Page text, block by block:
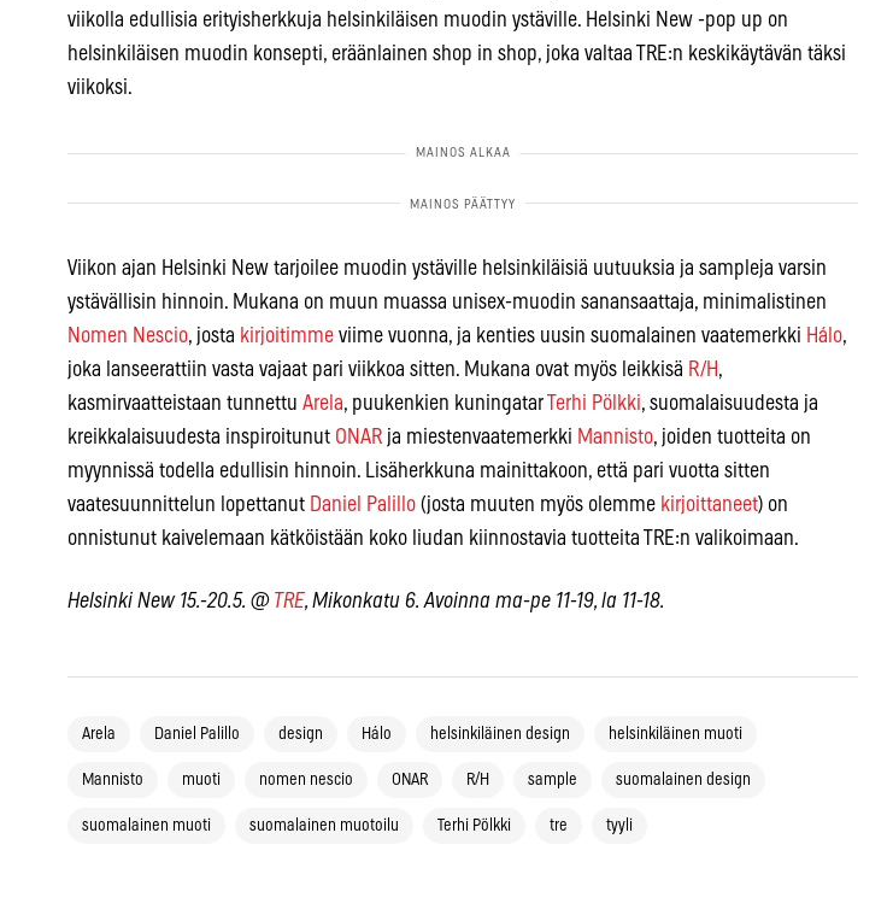
viikolla edullisia erityisherkkuja helsinkiläisen muodin ystäville. Helsinki New -pop up on
helsinkiläisen muodin konsepti, eräänlainen shop in shop, joka valtaa TRE:n keskikäytävän täksi
viikoksi.
Viikon ajan Helsinki New tarjoilee muodin ystäville helsinkiläisiä uutuuksia ja sampleja varsin
ystävällisin hinnoin. Mukana on muun muassa unisex-muodin sanansaattaja, minimalistinen
Nomen Nescio, josta kirjoitimme viime vuonna, ja kenties uusin suomalainen vaatemerkki Hálo,
joka lanseerattiin vasta vajaat pari viikkoa sitten. Mukana ovat myös leikkisä R/H,
kasmirvaatteistaan tunnettu Arela, puukenkien kuningatarTerhi Pölkki, suomalaisuudesta ja
kreikkalaisuudesta inspiroitunut ONAR ja miestenvaatemerkki Mannisto, joiden tuotteita on
myynnissä todella edullisin hinnoin. Lisäherkkuna mainittakoon, että pari vuotta sitten
vaatesuunnittelun lopettanut Daniel Palillo (josta muuten myös olemme kirjoittaneet) on
onnistunut kaivelemaan kätköistään koko liudan kiinnostavia tuotteita TRE:n valikoimaan.
Helsinki New 15.-20.5. @ TRE, Mikonkatu 6. Avoinna ma-pe 11-19, la 11-18.
Arela Daniel Palillo design Hálo helsinkiläinen design helsinkiläinen muoti
Mannisto muoti nomen nescio ONAR R/H sample suomalainen design
suomalainen muoti suomalainen muotoilu Terhi Pölkki tre tyyli